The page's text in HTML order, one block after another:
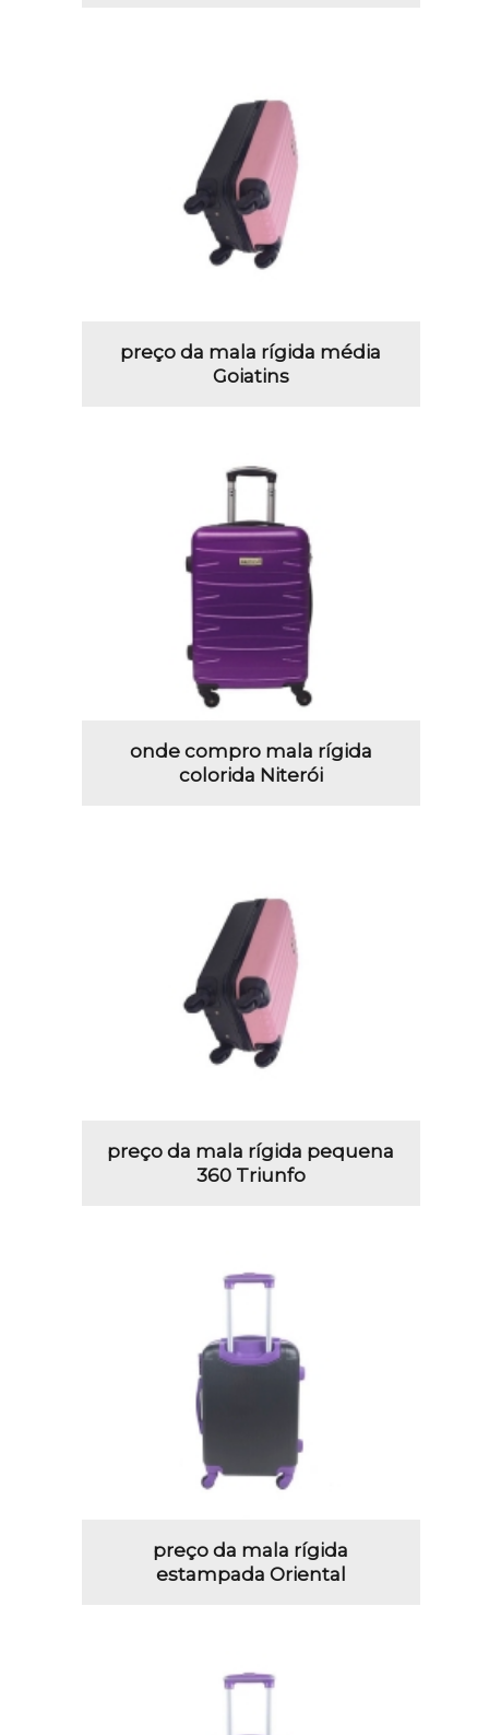
preço da mala rígida média
Goiatins
onde compro mala rígida
colorida Niterói
preço da mala rígida pequena
360 Triunfo
preço da mala rígida
estampada Oriental